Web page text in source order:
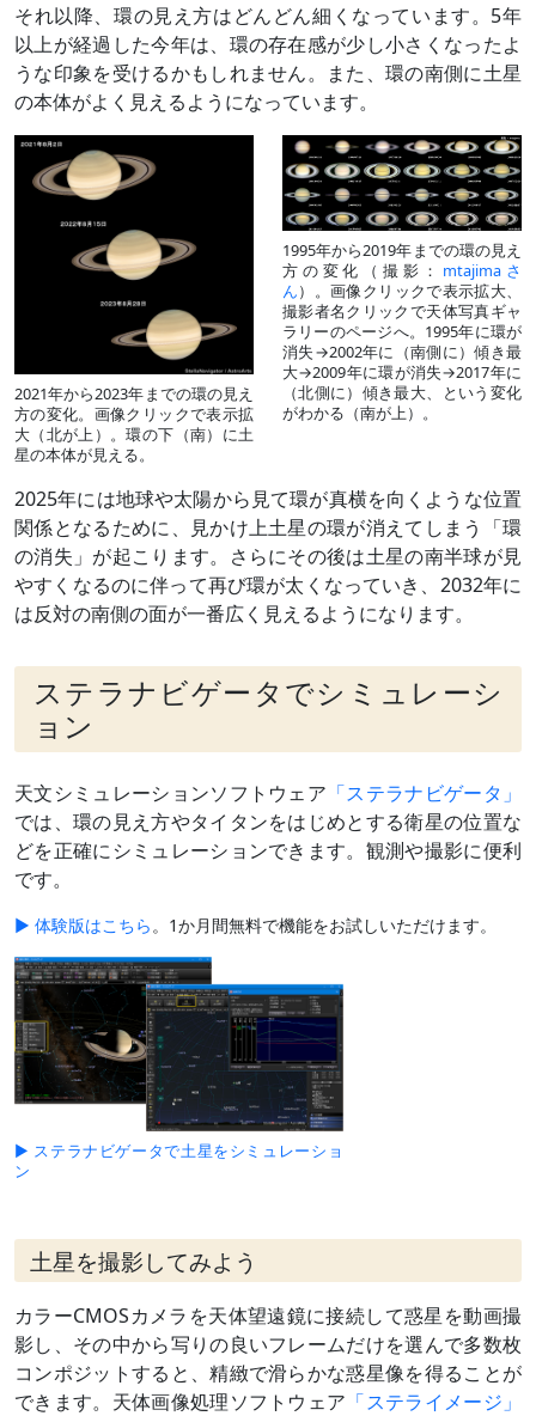
それ以降、環の見え方はどんどん細くなっています。5年
以上が経過した今年は、環の存在感が少し小さくなったよ
うな印象を受けるかもしれません。また、環の南側に土星
の本体がよく見えるようになっています。
2021年から2023年までの環の見え
方の変化。画像クリックで表示拡
大（北が上）。環の下（南）に土
星の本体が見える。
1995年から2019年までの環の見え
方の変化（撮影： mtajimaさ
ん）。画像クリックで表示拡大、
撮影者名クリックで天体写真ギャ
ラリーのページへ。1995年に環が
消失→2002年に（南側に）傾き最
大→2009年に環が消失→2017年に
（北側に）傾き最大、という変化
がわかる（南が上）。
2025年には地球や太陽から見て環が真横を向くような位置
関係となるために、見かけ上土星の環が消えてしまう「環
の消失」が起こります。さらにその後は土星の南半球が見
やすくなるのに伴って再び環が太くなっていき、2032年に
は反対の南側の面が一番広く見えるようになります。
ステラナビゲータでシミュレーシ
ョン
天文シミュレーションソフトウェア 「ステラナビゲータ」
では、環の見え方やタイタンをはじめとする衛星の位置な
どを正確にシミュレーションできます。観測や撮影に便利
です。
▶ 体験版はこちら。1か月間無料で機能をお試しいただけます。
▶ ステラナビゲータで土星をシミュレーショ
ン
土星を撮影してみよう
カラーCMOSカメラを天体望遠鏡に接続して惑星を動画撮
影し、その中から写りの良いフレームだけを選んで多数枚
コンポジットすると、精緻で滑らかな惑星像を得ることが
できます。天体画像処理ソフトウェア 「ステライメージ」